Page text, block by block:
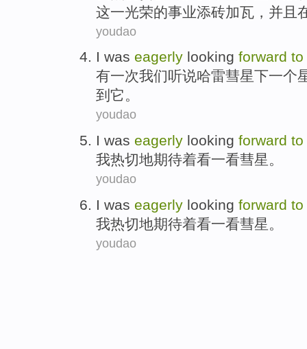
这一光荣的事业添砖加瓦， 并且
youdao
I was eagerly looking forward to
有一次我们听说哈雷彗星下一个
到它。
youdao
I was eagerly looking forward to
我热切地期待着看一看彗星。
youdao
I was eagerly looking forward to
我热切地期待着看一看彗星。
youdao